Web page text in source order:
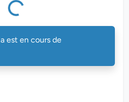
est en cours de